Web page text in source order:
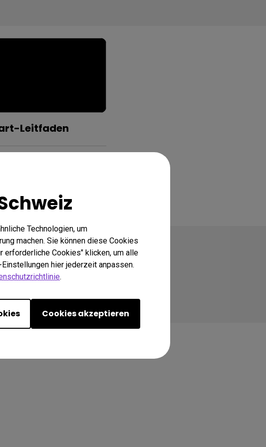
Technologien, um
machen. Sie können diese Cookies
erforderliche Cookies" klicken, um alle
hier jederzeit anpassen.
.
Cookies akzeptieren
Leitfaden